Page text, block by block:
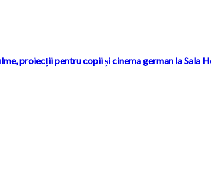
proiecții pentru copii și cinema german la Sala